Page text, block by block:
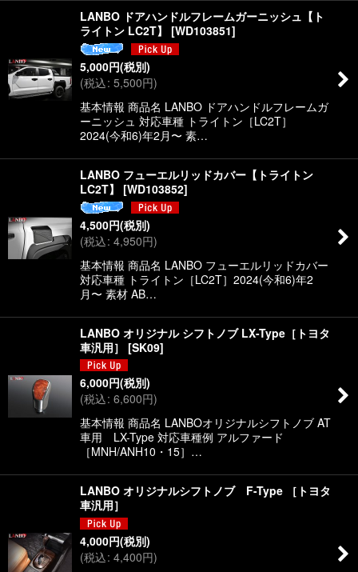
LANBO ドアハンドルフレームガーニッシュ【ト
ライトン LC2T】
[WD103851]
5,000円(税別)
(税込: 5,500円)
基本情報 商品名 LANBO ドアハンドルフレームガ
ーニッシュ 対応車種 トライトン［LC2T］
2024(今和6)年2月〜 素…
LANBO フューエルリッドカバー【トライトン
LC2T】
[WD103852]
4,500円(税別)
(税込: 4,950円)
基本情報 商品名 LANBO フューエルリッドカバー
対応車種 トライトン［LC2T］2024(今和6)年2
月〜 素材 AB…
LANBO オリジナル シフトノブ LX-Type［トヨタ
車汎用］
[SK09]
6,000円(税別)
(税込: 6,600円)
基本情報 商品名 LANBOオリジナルシフトノブ AT
車用 LX-Type 対応車種例 アルファード
［MNH/ANH10・15］…
LANBO オリジナルシフトノブ F-Type ［トヨタ
車汎用］
4,000円(税別)
(税込: 4,400円)